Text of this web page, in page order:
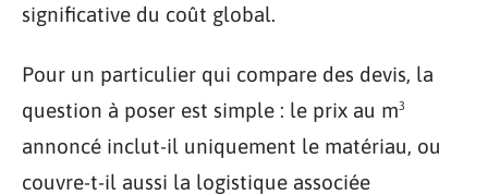
significative du coût global.
Pour un particulier qui compare des devis, la
question à poser est simple : le prix au m³
annoncé inclut-il uniquement le matériau, ou
couvre-t-il aussi la logistique associée